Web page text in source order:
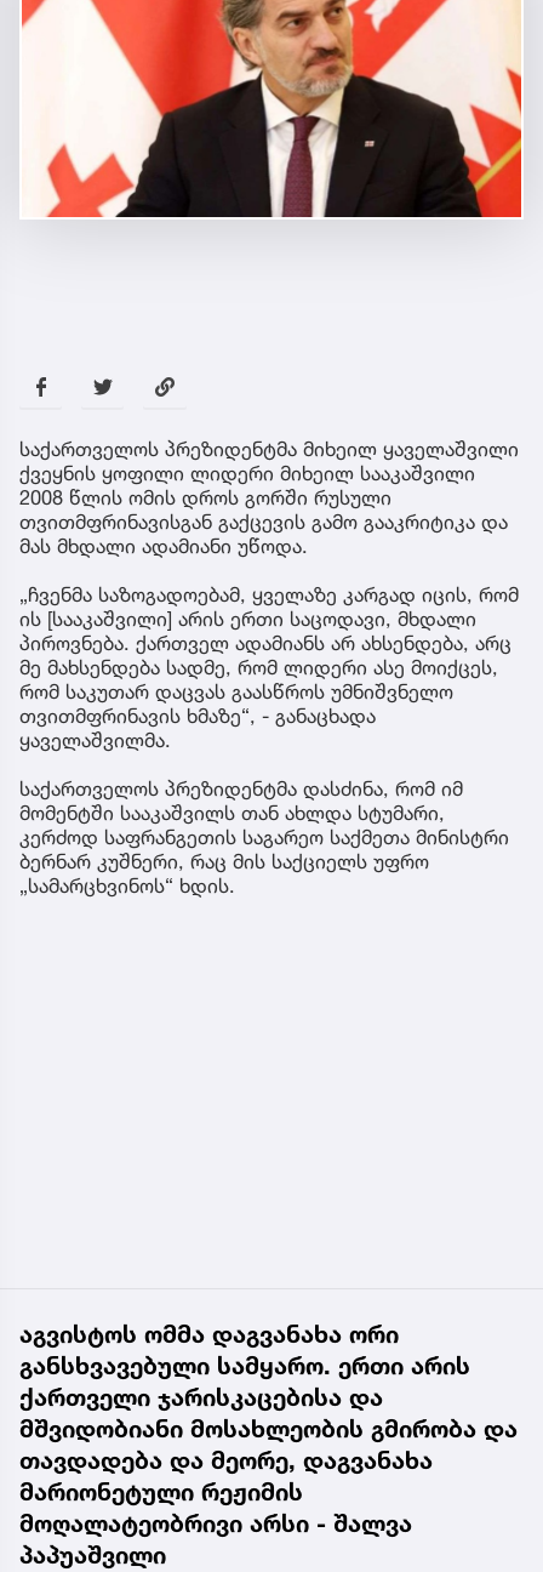
საქართველოს პრეზიდენტმა მიხეილ ყაველაშვილი
ქვეყნის ყოფილი ლიდერი მიხეილ სააკაშვილი
2008 წლის ომის დროს გორში რუსული
თვითმფრინავისგან გაქცევის გამო გააკრიტიკა და
მას მხდალი ადამიანი უწოდა.
„ჩვენმა საზოგადოებამ, ყველაზე კარგად იცის, რომ
ის [სააკაშვილი] არის ერთი საცოდავი, მხდალი
პიროვნება. ქართველ ადამიანს არ ახსენდება, არც
მე მახსენდება სადმე, რომ ლიდერი ასე მოიქცეს,
რომ საკუთარ დაცვას გაასწროს უმნიშვნელო
თვითმფრინავის ხმაზე“, - განაცხადა
ყაველაშვილმა.
საქართველოს პრეზიდენტმა დასძინა, რომ იმ
მომენტში სააკაშვილს თან ახლდა სტუმარი,
კერძოდ საფრანგეთის საგარეო საქმეთა მინისტრი
ბერნარ კუშნერი, რაც მის საქციელს უფრო
„სამარცხვინოს“ ხდის.
აგვისტოს ომმა დაგვანახა ორი
განსხვავებული სამყარო. ერთი არის
ქართველი ჯარისკაცებისა და
მშვიდობიანი მოსახლეობის გმირობა და
თავდადება და მეორე, დაგვანახა
მარიონეტული რეჟიმის
მოღალატეობრივი არსი - შალვა
პაპუაშვილი